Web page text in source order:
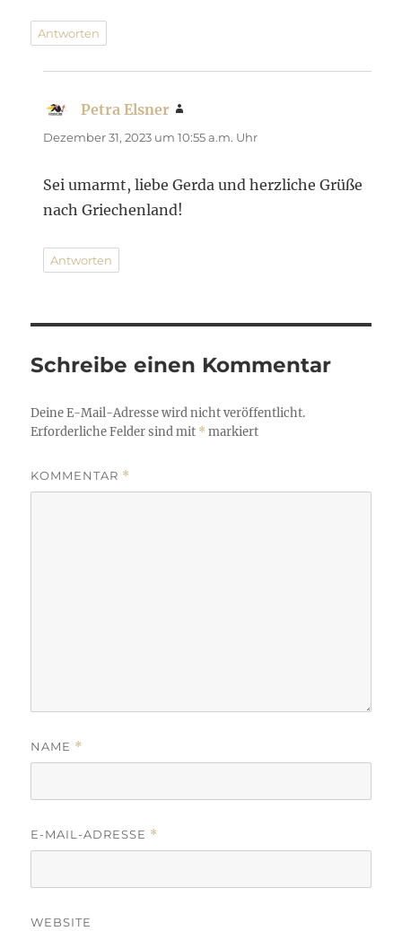
Antworten
Petra Elsner
Dezember 31, 2023 um 10:55 a.m. Uhr
Sei umarmt, liebe Gerda und herzliche Grüße
nach Griechenland!
Antworten
Schreibe einen Kommentar
Deine E-Mail-Adresse wird nicht veröffentlicht.
Erforderliche Felder sind mit * markiert
KOMMENTAR *
NAME *
E-MAIL-ADRESSE *
WEBSITE